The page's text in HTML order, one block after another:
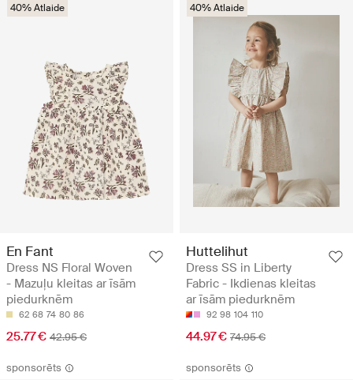
40% Atlaide
En Fant
Dress NS Floral Woven
- Mazuļu kleitas ar īsām
piedurknēm
62 68 74 80 86
25.77 € 42.95 €
40% Atlaide
Huttelihut
Dress SS in Liberty
Fabric - Ikdienas kleitas
ar īsām piedurknēm
92 98 104 110
44.97 € 74.95 €
sponsorēts sponsorēts